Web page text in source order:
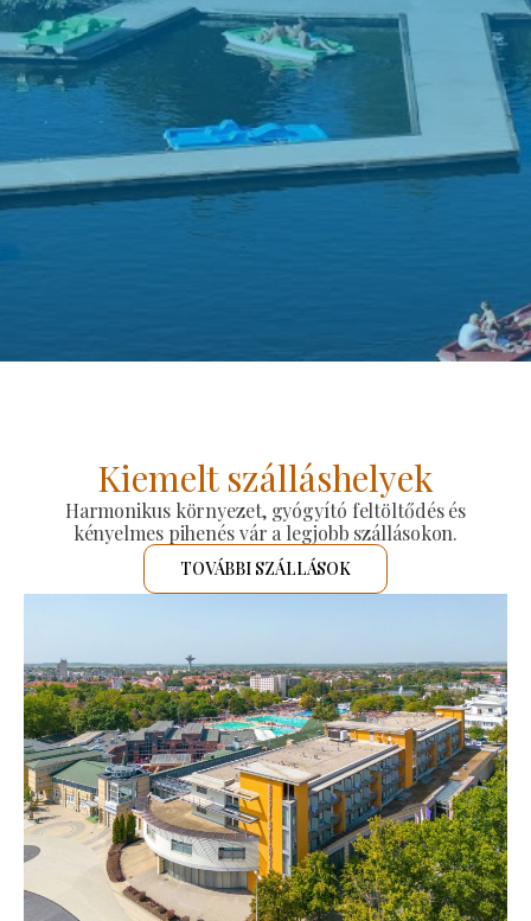
Kiemelt szálláshelyek
Harmonikus környezet, gyógyító feltöltődés és
kényelmes pihenés vár a legjobb szállásokon.
TOVÁBBI SZÁLLÁSOK